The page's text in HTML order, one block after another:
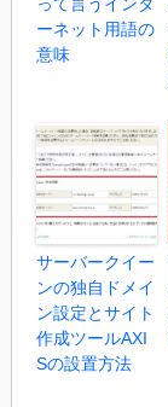
ーネット用語の
意味
サーバークイー
ンの独自ドメイ
ン設定とサイト
作成ツールAXI
Sの設置方法